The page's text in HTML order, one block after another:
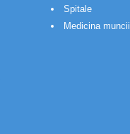
Spitale
Medicina muncii